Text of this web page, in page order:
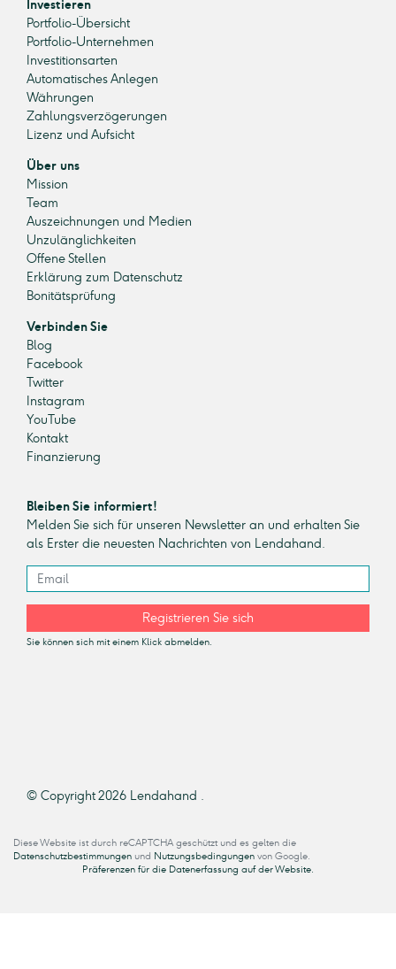
Investieren
Portfolio-Übersicht
Portfolio-Unternehmen
Investitionsarten
Automatisches Anlegen
Währungen
Zahlungsverzögerungen
Lizenz und Aufsicht
Über uns
Mission
Team
Auszeichnungen und Medien
Unzulänglichkeiten
Offene Stellen
Erklärung zum Datenschutz
Bonitätsprüfung
Verbinden Sie
Blog
Facebook
Twitter
Instagram
YouTube
Kontakt
Finanzierung
Bleiben Sie informiert!
Melden Sie sich für unseren Newsletter an und erhalten Sie
als Erster die neuesten Nachrichten von Lendahand.
Registrieren Sie sich
Sie können sich mit einem Klick abmelden.
© Copyright 2026 Lendahand .
Diese Website ist durch reCAPTCHA geschützt und es gelten die
Datenschutzbestimmungen und Nutzungsbedingungen von Google.
Präferenzen für die Datenerfassung auf der Website.